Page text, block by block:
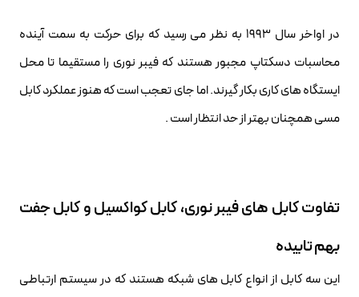
در اواخر سال ۱۹۹۳ به نظر می رسید که برای حرکت به سمت آینده
محاسبات دسکتاپ مجبور هستند که فیبر نوری را مستقیما تا محل
ایستگاه های کاری بکار گیرند. اما جای تعجب است که هنوز عملکرد کابل
مسی همچنان بهتر از حد انتظار است .
تفاوت کابل های فیبر نوری، کابل کواکسیل و کابل جفت
بهم تابیده
این سه کابل از انواع کابل های شبکه هستند که در سیستم ارتباطی